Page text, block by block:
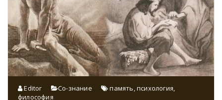
Editor Со-знание память ,психология
философия